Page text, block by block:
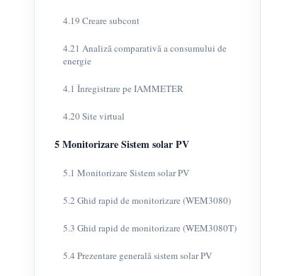
4.19 Creare subcont
4.21 Analiză comparativă a consumului de
energie
4.1 Înregistrare pe IAMMETER
4.20 Site virtual
5 Monitorizare Sistem solar PV
5.1 Monitorizare Sistem solar PV
5.2 Ghid rapid de monitorizare (WEM3080)
5.3 Ghid rapid de monitorizare (WEM3080T)
5.4 Prezentare generală sistem solar PV